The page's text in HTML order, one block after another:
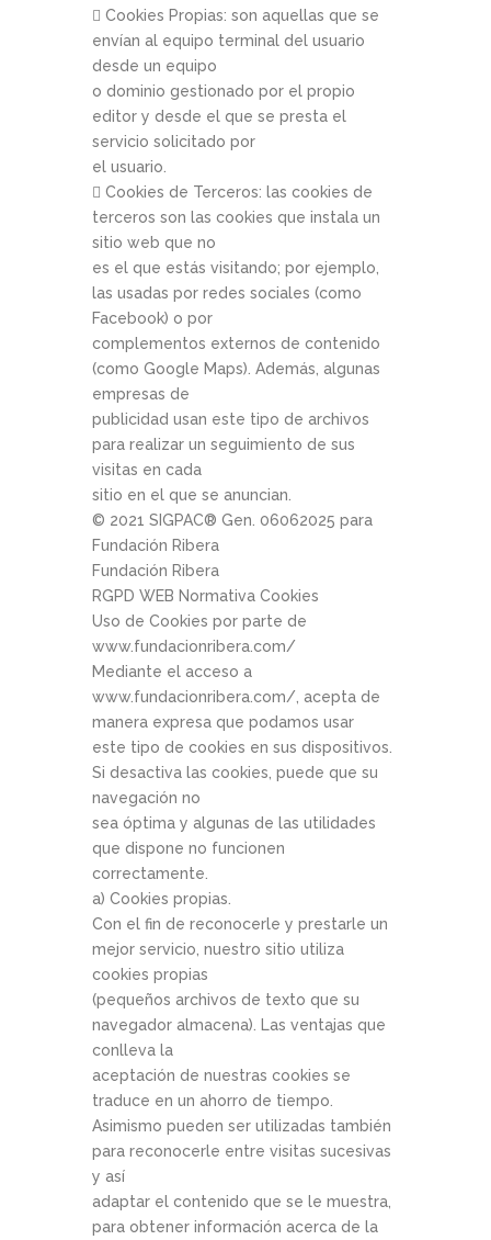
 Cookies Propias: son aquellas que se
envían al equipo terminal del usuario
desde un equipo
o dominio gestionado por el propio
editor y desde el que se presta el
servicio solicitado por
el usuario.
 Cookies de Terceros: las cookies de
terceros son las cookies que instala un
sitio web que no
es el que estás visitando; por ejemplo,
las usadas por redes sociales (como
Facebook) o por
complementos externos de contenido
(como Google Maps). Además, algunas
empresas de
publicidad usan este tipo de archivos
para realizar un seguimiento de sus
visitas en cada
sitio en el que se anuncian.
© 2021 SIGPAC®­ Gen. 06­06­2025 para
Fundación Ribera
Fundación Ribera
RGPD WEB Normativa Cookies
Uso de Cookies por parte de
www.fundacionribera.com/
Mediante el acceso a
www.fundacionribera.com/, acepta de
manera expresa que podamos usar
este tipo de cookies en sus dispositivos.
Si desactiva las cookies, puede que su
navegación no
sea óptima y algunas de las utilidades
que dispone no funcionen
correctamente.
a) Cookies propias.
Con el fin de reconocerle y prestarle un
mejor servicio, nuestro sitio utiliza
cookies propias
(pequeños archivos de texto que su
navegador almacena). Las ventajas que
conlleva la
aceptación de nuestras cookies se
traduce en un ahorro de tiempo.
Asimismo pueden ser utilizadas también
para reconocerle entre visitas sucesivas
y así
adaptar el contenido que se le muestra,
para obtener información acerca de la